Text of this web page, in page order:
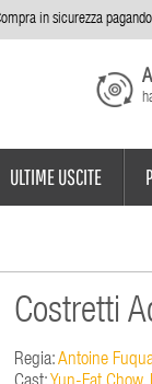
in sicurezza
ULTIME USCITE
Costretti
Regia:Antoine